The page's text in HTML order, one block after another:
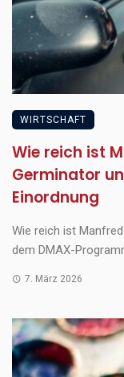
WIRTSCHAFT
Wie reich ist
Germinator
Einordnung
Wie reich ist
dem DMAX-
7. März 2026